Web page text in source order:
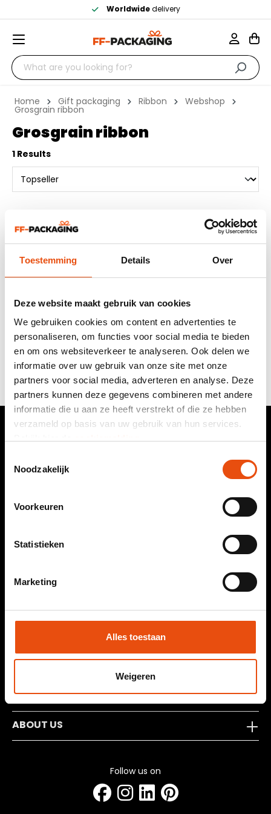
Toestemming Details Over
Deze website maakt gebruik van cookies
We gebruiken cookies om content en advertenties te
personaliseren, om functies voor social media te bieden
en om ons websiteverkeer te analyseren. Ook delen we
informatie over uw gebruik van onze site met onze
partners voor social media, adverteren en analyse. Deze
partners kunnen deze gegevens combineren met andere
informatie die u aan ze heeft verstrekt of die ze hebben
verzameld op basis van uw gebruik van hun services.
Noodzakelijk
Voorkeuren
Statistieken
Marketing
Alles toestaan
Weigeren
Worldwidedelivery
Home Gift packaging Ribbon Webshop
Grosgrain ribbon
Grosgrain ribbon
1 Results
Grosgrain ribbon
Available from 1 roll
Available in 1 size and 3 material colours
from €8.46per piece
ADDRESS.
3846 CG Harderwijk
The Netherlands
info@ff-packaging.com
9.3 Customer rating of
SERVICES
ABOUT US
Follow us on